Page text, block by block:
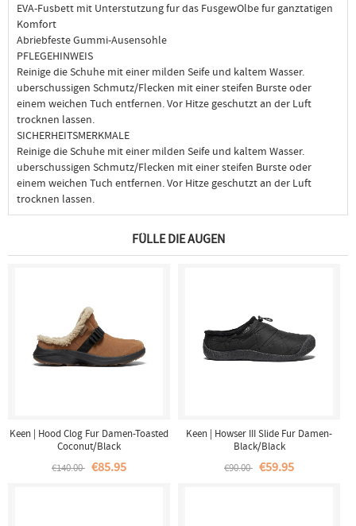
EVA-Fusbett mit Unterstutzung fur das FusgewOlbe fur ganztatigen
Komfort
Abriebfeste Gummi-Ausensohle
PFLEGEHINWEIS
Reinige die Schuhe mit einer milden Seife und kaltem Wasser.
uberschussigen Schmutz/Flecken mit einer steifen Burste oder
einem weichen Tuch entfernen. Vor Hitze geschutzt an der Luft
trocknen lassen.
SICHERHEITSMERKMALE
Reinige die Schuhe mit einer milden Seife und kaltem Wasser.
uberschussigen Schmutz/Flecken mit einer steifen Burste oder
einem weichen Tuch entfernen. Vor Hitze geschutzt an der Luft
trocknen lassen.
FÜLLE DIE AUGEN
Keen | Hood Clog Fur Damen-Toasted
Coconut/Black
€140.00 €85.95
Keen | Howser III Slide Fur Damen-
Black/Black
€90.00 €59.95